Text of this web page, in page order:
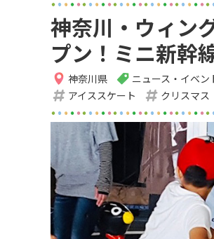
神奈川・ウィン
プン！ミニ新幹
神奈川県 ニュース・イベン
アイススケート
クリスマス